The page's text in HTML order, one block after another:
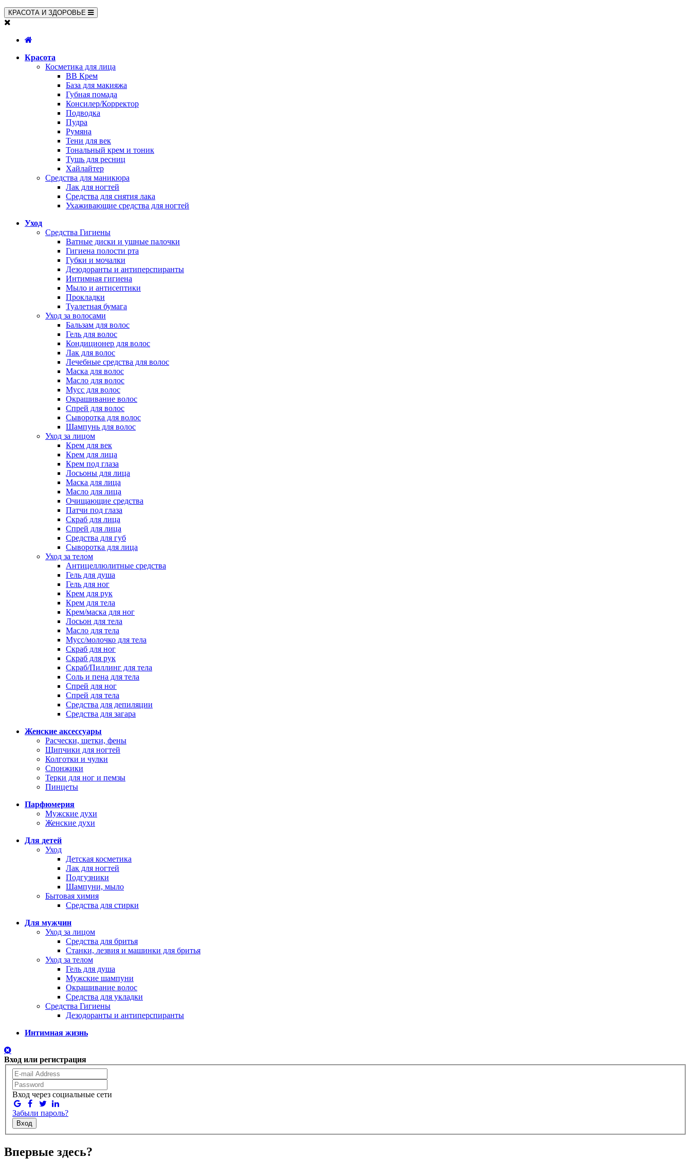
КРАСОТА И ЗДОРОВЬЕ
Красота
Косметика для лица
BB Крем
База для макияжа
Губная помада
Консилер/Корректор
Подводка
Пудра
Румяна
Тени для век
Тональный крем и тоник
Тушь для ресниц
Хайлайтер
Средства для маникюра
Лак для ногтей
Средства для снятия лака
Ухаживающие средства для ногтей
Уход
Средства Гигиены
Ватные диски и ушные палочки
Гигиена полости рта
Губки и мочалки
Дезодоранты и антиперспиранты
Интимная гигиена
Мыло и антисептики
Прокладки
Туалетная бумага
Уход за волосами
Бальзам для волос
Гель для волос
Кондиционер для волос
Лак для волос
Лечебные средства для волос
Маска для волос
Масло для волос
Мусс для волос
Окрашивание волос
Спрей для волос
Сыворотка для волос
Шампунь для волос
Уход за лицом
Крем для век
Крем для лица
Крем под глаза
Лосьоны для лица
Маска для лица
Масло для лица
Очищающие средства
Патчи под глаза
Скраб для лица
Спрей для лица
Средства для губ
Сыворотка для лица
Уход за телом
Антицеллюлитные средства
Гель для душа
Гель для ног
Крем для рук
Крем для тела
Крем/маска для ног
Лосьон для тела
Масло для тела
Мусс/молочко для тела
Скраб для ног
Скраб для рук
Скраб/Пиллинг для тела
Соль и пена для тела
Спрей для ног
Спрей для тела
Средства для депиляции
Средства для загара
Женские аксессуары
Расчески, щетки, фены
Щипчики для ногтей
Колготки и чулки
Спонжики
Терки для ног и пемзы
Пинцеты
Парфюмерия
Мужские духи
Женские духи
Для детей
Уход
Детская косметика
Лак для ногтей
Подгузники
Шампуни, мыло
Бытовая химия
Средства для стирки
Для мужчин
Уход за лицом
Средства для бритья
Станки, лезвия и машинки для бритья
Уход за телом
Гель для душа
Мужские шампуни
Окрашивание волос
Средства для укладки
Средства Гигиены
Дезодоранты и антиперспиранты
Интимная жизнь
Вход или регистрация
Вход через социальные сети
Забыли пароль?
Вход
Впервые здесь?